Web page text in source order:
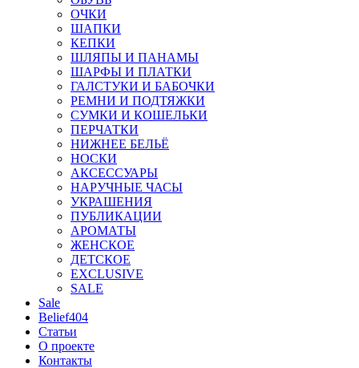
ОЧКИ
ШАПКИ
КЕПКИ
ШЛЯПЫ И ПАНАМЫ
ШАРФЫ И ПЛАТКИ
ГАЛСТУКИ И БАБОЧКИ
РЕМНИ И ПОДТЯЖКИ
СУМКИ И КОШЕЛЬКИ
ПЕРЧАТКИ
НИЖНЕЕ БЕЛЬЁ
НОСКИ
АКСЕССУАРЫ
НАРУЧНЫЕ ЧАСЫ
УКРАШЕНИЯ
ПУБЛИКАЦИИ
АРОМАТЫ
ЖЕНСКОЕ
ДЕТСКОЕ
EXCLUSIVE
SALE
Sale
Belief404
Статьи
О проекте
Контакты